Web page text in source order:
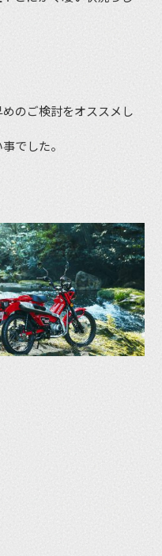
のご検討をオススメし
でした。